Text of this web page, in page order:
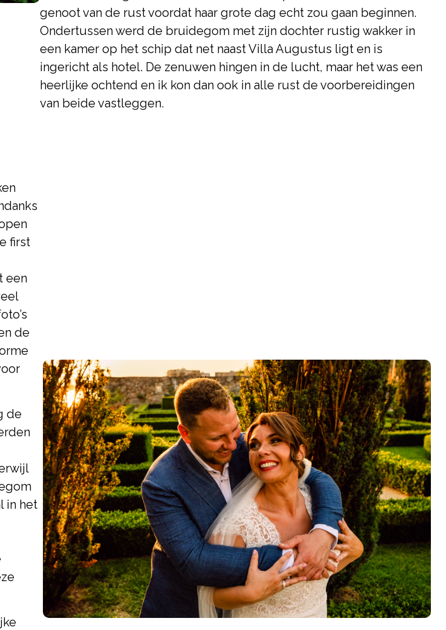
genoot van de rust voordat haar grote dag echt zou gaan beginnen.
Ondertussen werd de bruidegom met zijn dochter rustig wakker in
een kamer op het schip dat net naast Villa Augustus ligt en is
ingericht als hotel. De zenuwen hingen in de lucht, maar het was een
heerlijke ochtend en ik kon dan ook in alle rust de voorbereidingen
van beide vastleggen.
first
een
de
de
in het